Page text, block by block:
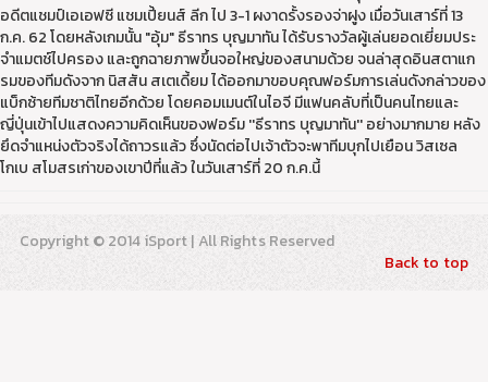
อดีตแชมป์เอเอฟซี แชมเปี้ยนส์ ลีก ไป 3-1 ผงาดรั้งรองจ่าฝูง เมื่อวันเสาร์ที่ 13
ก.ค. 62 โดยหลังเกมนั้น "อุ้ม" ธีราทร บุญมาทัน ได้รับรางวัลผู้เล่นยอดเยี่ยมประ
จำแมตช์ไปครอง และถูกฉายภาพขึ้นจอใหญ่ของสนามด้วย จนล่าสุดอินสตาแก
รมของทีมดังจาก นิสสัน สเตเดี้ยม ได้ออกมาขอบคุณฟอร์มการเล่นดังกล่าวของ
แบ็กซ้ายทีมชาติไทยอีกด้วย โดยคอมเมนต์ในไอจี มีแฟนคลับที่เป็นคนไทยและ
ญี่ปุ่นเข้าไปแสดงความคิดเห็นของฟอร์ม ''ธีราทร บุญมาทัน'' อย่างมากมาย หลัง
ยึดจำแหน่งตัวจริงได้ถาวรแล้ว ซึ่งนัดต่อไปเจ้าตัวจะพาทีมบุกไปเยือน วิสเซล
โกเบ สโมสรเก่าของเขาปีที่แล้ว ในวันเสาร์ที่ 20 ก.ค.นี้
Copyright © 2014 iSport | All Rights Reserved
Back to top